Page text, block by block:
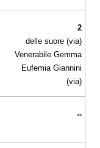
2
delle suore (via)
Venerabile Gemma
Eufemia Giannini
(via)
--